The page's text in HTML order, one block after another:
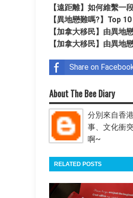
【遠距離】如何維繫一
【異地戀難嗎?】Top
【加拿大移民】由異地
【加拿大移民】由異地
Share on
About The Bee Diary
分別來自香
事、文化衝
啊~
RELATED POSTS